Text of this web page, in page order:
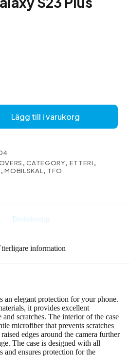
Lägg till i varukorg
,CATEGORY, ETTERI ,
,MOBILSKAL , TFO
Beskrivning
information
an elegant protection for your phone.
it provides excellent
and scratches. The interior of the case
microfiber that prevents scratches
edges around the camera further
The case is designed with all
and ensures protection for the